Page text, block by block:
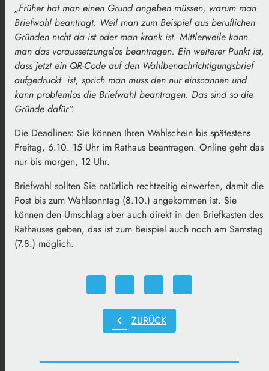
„Früher hat man einen Grund angeben müssen, warum man
Briefwahl beantragt. Weil man zum Beispiel aus beruflichen
Gründen nicht da ist oder man krank ist. Mittlerweile kann
man das voraussetzungslos beantragen. Ein weiterer Punkt ist,
dass jetzt ein QR-Code auf den Wahlbenachrichtigungsbrief
aufgedruckt ist, sprich man muss den nur einscannen und
kann problemlos die Briefwahl beantragen. Das sind so die
Gründe dafür“.
Die Deadlines: Sie können Ihren Wahlschein bis spätestens
Freitag, 6.10. 15 Uhr im Rathaus beantragen. Online geht das
nur bis morgen, 12 Uhr.
Briefwahl sollten Sie natürlich rechtzeitig einwerfen, damit die
Post bis zum Wahlsonntag (8.10.) angekommen ist. Sie
können den Umschlag aber auch direkt in den Briefkasten des
Rathauses geben, das ist zum Beispiel auch noch am Samstag
(7.8.) möglich.
chevron_left ZURÜCK